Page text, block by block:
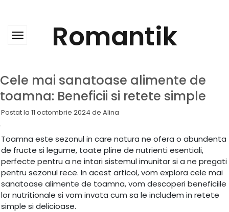
Romantik
Cele mai sanatoase alimente de
toamna: Beneficii si retete simple
Postat la 11 octombrie 2024 de Alina
Toamna este sezonul in care natura ne ofera o abundenta
de fructe si legume, toate pline de nutrienti esentiali,
perfecte pentru a ne intari sistemul imunitar si a ne pregati
pentru sezonul rece. In acest articol, vom explora cele mai
sanatoase alimente de toamna, vom descoperi beneficiile
lor nutritionale si vom invata cum sa le includem in retete
simple si delicioase.